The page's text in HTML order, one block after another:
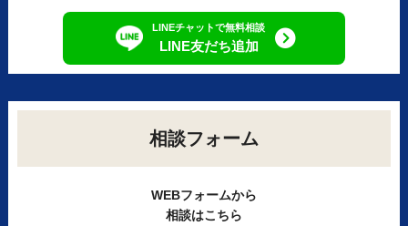
LINEチャットで無料相談
LINE友だち追加
相談フォーム
WEBフォームから
相談はこちら